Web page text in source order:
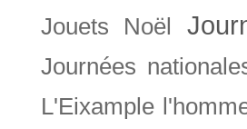
Jouets Noël
Journées
L'Eixample